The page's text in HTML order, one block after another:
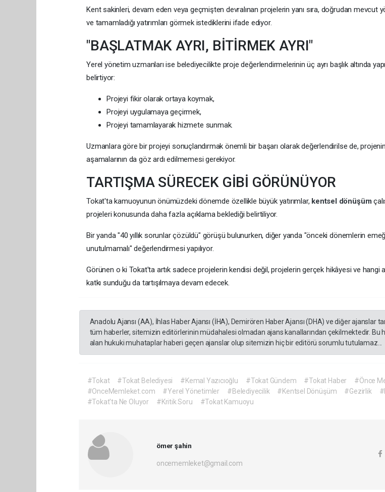
Kent sakinleri, devam eden veya geçmişten devralınan projelerin yanı sıra, doğrudan mevcut
ve tamamladığı yatırımları görmek istediklerini ifade ediyor.
"BAŞLATMAK AYRI, BİTİRMEK AYRI"
Yerel yönetim uzmanları ise belediyecilikte proje değerlendirmelerinin üç ayrı başlık altında
belirtiyor:
Projeyi fikir olarak ortaya koymak,
Projeyi uygulamaya geçirmek,
Projeyi tamamlayarak hizmete sunmak.
Uzmanlara göre bir projeyi sonuçlandırmak önemli bir başarı olarak değerlendirilse de,
aşamalarının da göz ardı edilmemesi gerekiyor.
TARTIŞMA SÜRECEK GİBİ GÖRÜNÜYOR
Tokat'ta kamuoyunun önümüzdeki dönemde özellikle büyük yatırımlar, kentsel dönüşüm
projeleri konusunda daha fazla açıklama beklediği belirtiliyor.
Bir yanda "40 yıllık sorunlar çözüldü" görüşü bulunurken, diğer yanda "önceki dönemlerin
unutulmamalı" değerlendirmesi yapılıyor.
Görünen o ki Tokat'ta artık sadece projelerin kendisi değil, projelerin gerçek hikâyesi ve hangi
katkı sunduğu da tartışılmaya devam edecek.
Anadolu Ajansı (AA), İhlas Haber Ajansı (İHA), Demirören Haber Ajansı (DHA) ve diğer ajanslar
tüm haberler, sitemizin editörlerinin müdahalesi olmadan ajans kanallarından çekilmektedir. Bu
alan hukuki muhataplar haberi geçen ajanslar olup sitemizin hiç bir editörü sorumlu tutulamaz...
#Tokat #Tokat Belediyesi #Kemal Yazıcıoğlu #Tokat Gündem #Tokat Haber
#Önce
#OnceMemleket.com
#Yerel Yönetimler #Belediyecilik #Kentsel Dönüşüm #Gezirlik
#Tokat'ta Ne Oluyor
#Kritik Soru #Tokat Kamuoyu
ömer şahin
oncememleket@gmail.com